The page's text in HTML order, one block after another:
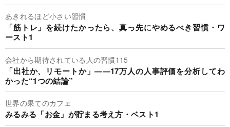
あきれるほど小さい習慣
「筋トレ」を続けたかったら、真っ先にやめるべき習慣・ワ
ースト1
会社から期待されている人の習慣115
「出社か、リモートか」――17万人の人事評価を分析してわ
かった“1つの結論”
世界の果てのカフェ
みるみる「お金」が貯まる考え方・ベスト1